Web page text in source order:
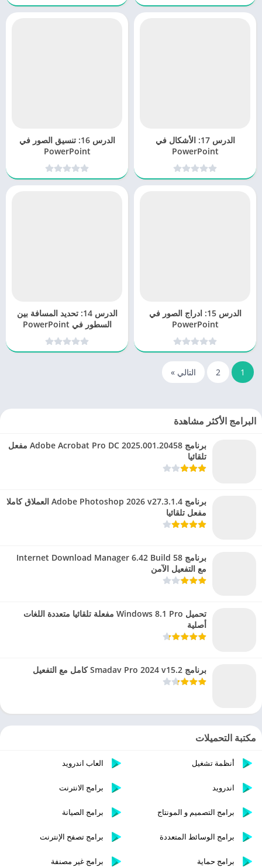
الدرس 17: الأشكال في
PowerPoint
الدرس 16: تنسيق الصور في
PowerPoint
الدرس 15: ادراج الصور في
PowerPoint
الدرس 14: تحديد المسافة بين
السطور في PowerPoint
1
2 التالي »
البرامج الأكثر مشاهدة
برنامج Adobe Acrobat Pro DC 2025.001.20458 مفعل
تلقائيا
برنامج Adobe Photoshop 2026 v27.3.1.4 العملاق كاملا
مفعل تلقائيا
برنامج Internet Download Manager 6.42 Build 58
مع التفعيل الآمن
تحميل Windows 8.1 Pro مفعلة تلقائيا متعددة اللغات
أصلية
برنامج Smadav Pro 2024 v15.2 كامل مع التفعيل
مكتبة التحميلات
أنظمة تشغيل العاب اندرويد
اندرويد برامج الانترنت
برامج التصميم و المونتاج برامج الصيانة
برامج الوسائط المتعددة برامج تصفح الإنترنت
برامج حماية برامج غير مصنفة